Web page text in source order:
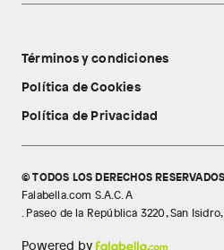
Tecnología Pillow Walk
Libro de reclamaciones
Términos y condiciones
Política de Cookies
Política de Privacidad
© TODOS LOS DERECHOS RESERVADOS
Falabella.com S.A.C. A
. Paseo de la República 3220, San
Powered by